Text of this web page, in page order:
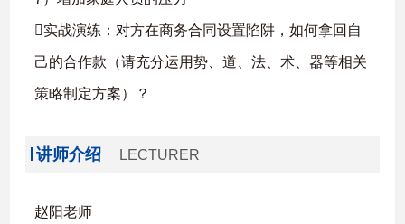
实战演练：对方在商务合同设置陷阱，如何拿回自
己的合作款（请充分运用势、道、法、术、器等相关
策略制定方案）？
讲师介绍 LECTURER
赵阳老师